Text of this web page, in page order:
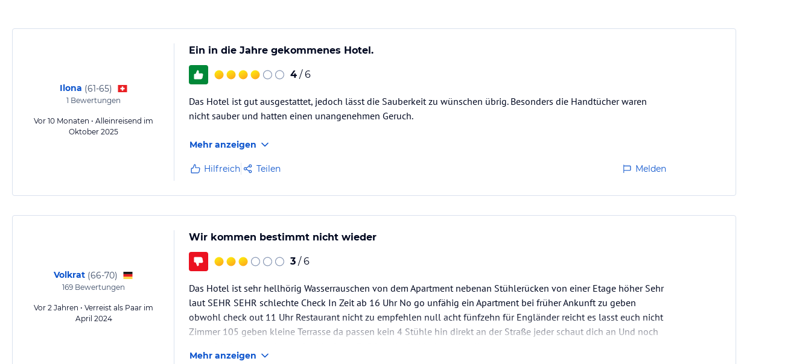
Ilona (61-65)
1 Bewertungen
Vor 10 Monaten • Alleinreisend im
Oktober 2025
Ein in die Jahre gekommenes Hotel.
4 / 6
Das Hotel ist gut ausgestattet, jedoch lässt die Sauberkeit zu wünschen übrig. Besonders die Handtücher waren
nicht sauber und hatten einen unangenehmen Geruch.
Mehr anzeigen
Hilfreich Teilen Melden
Volkrat (66-70)
169 Bewertungen
Vor 2 Jahren • Verreist als Paar im
April 2024
Wir kommen bestimmt nicht wieder
3 / 6
Das Hotel ist sehr hellhörig Wasserrauschen von dem Apartment nebenan Stühlerücken von einer Etage höher Sehr
laut SEHR SEHR schlechte Check In Zeit ab 16 Uhr No go unfähig ein Apartment bei früher Ankunft zu geben
obwohl check out 11 Uhr Restaurant nicht zu empfehlen null acht fünfzehn für Engländer reicht es lasst euch nicht
Zimmer 105 geben kleine Terrasse da passen kein 4 Stühle hin direkt an der Straße jeder schaut dich an Und noch
Mehr anzeigen